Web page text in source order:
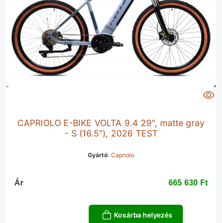
CAPRIOLO E-BIKE VOLTA 9.4 29", matte gray
- S (16.5"), 2026 TEST
Gyártó: Capriolo
Ár 665 630 Ft‎
Kosárba helyezés